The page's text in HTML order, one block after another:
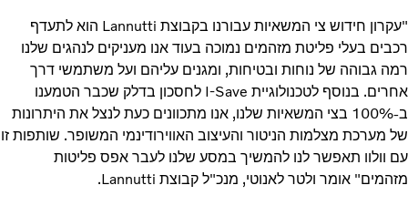
"עקרון חידוש צי המשאיות עבורנו בקבוצת Lannutti הוא לתעדף
רכבים בעלי פליטת מזהמים נמוכה בעוד אנו מעניקים לנהגים שלנו
רמה גבוהה של נוחות ובטיחות, ומגנים עליהם ועל משתמשי דרך
אחרים. בנוסף לטכנולוגיית I-Save לחסכון בדלק שכבר הטמענו
ב-100% בצי המשאיות שלנו, אנו מתכוונים כעת לנצל את היתרונות
של מערכת מצלמות הניטור והעיצוב האווירודינמי המשופר. שותפות זו
עם וולוו תאפשר לנו להמשיך במסע שלנו לעבר אפס פליטות
מזהמים" אומר ולטר לאנוטי, מנכ"ל קבוצת Lannutti.